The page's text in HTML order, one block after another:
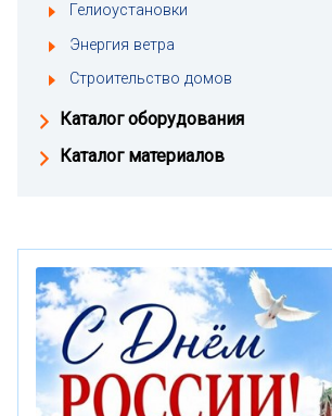
Гелиоустановки
Энергия ветра
Строительство домов
Каталог оборудования
Каталог материалов